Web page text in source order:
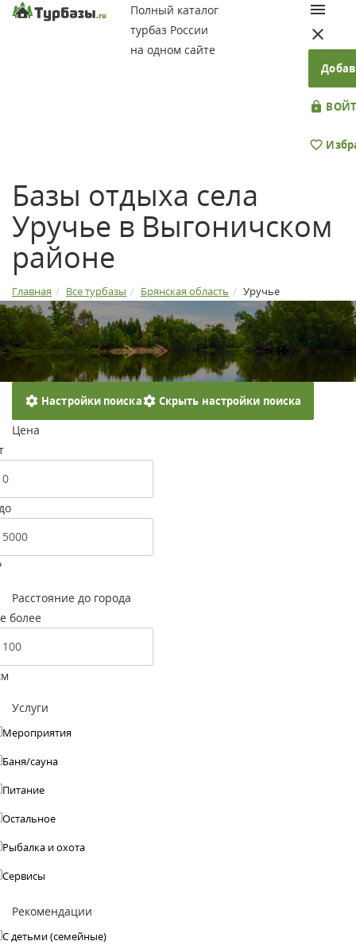
Полный каталог
турбаз России
на одном сайте
Базы отдыха села
Уручье в Выгоничском
районе
Главная Все турбазы Брянская область Уручье
Настройки поиска Скрыть настройки поиска
Цена
Расстояние до города
более
Услуги
Мероприятия
Баня/сауна
Питание
Остальное
Рыбалка и охота
Сервисы
Рекомендации
С детьми (семейные)